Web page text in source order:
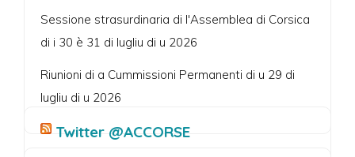
Sessione strasurdinaria di l'Assemblea di Corsica
di i 30 è 31 di lugliu di u 2026
Riunioni di a Cummissioni Permanenti di u 29 di
lugliu di u 2026
Twitter @ACCORSE